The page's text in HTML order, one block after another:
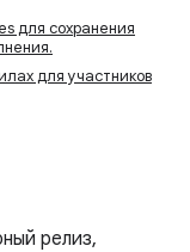
для сохранения
для участников
релиз,